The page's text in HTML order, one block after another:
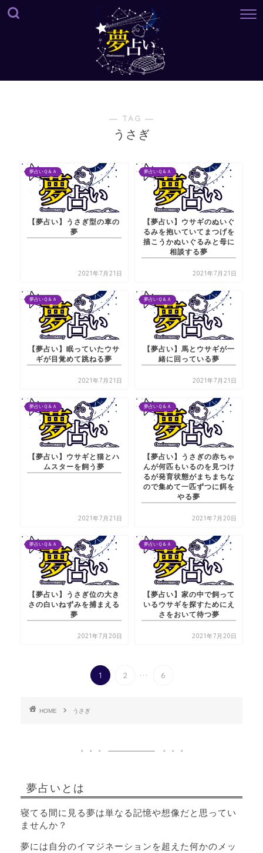
― TAG ―
うさぎ
夢占いＱ＆Ａ
【夢占い】うさぎ型の車の
夢
2021年7月21日
夢占いＱ＆Ａ
【夢占い】ウサギのぬいぐ
るみを抱いていてまつげを
描こうかぬいぐるみと母に
相談する夢
2021年7月21日
夢占いＱ＆Ａ
【夢占い】眠っていたウサ
ギが目覚めて跳ねる夢
2021年7月21日
夢占いＱ＆Ａ
【夢占い】馬とウサギが一
緒に回っている夢
2021年7月21日
夢占いＱ＆Ａ
【夢占い】ウサギと猫とハ
ムスターを飼う夢
2021年7月21日
夢占いＱ＆Ａ
【夢占い】うさぎの赤ちゃ
んが何匹もいるのを見つけ
るが発育状態がまちまちな
ので集めて一匹ずつに餌を
やる夢
2021年7月20日
夢占いＱ＆Ａ
【夢占い】うさぎ位の大き
さの白いねずみを捕まえる
夢
2021年7月20日
夢占いＱ＆Ａ
【夢占い】家の中で飼って
いるウサギを探すためにえ
さをおいて待つ夢
2021年7月20日
1 2 ... 6
HOME うさぎ
夢占いとは
寝てる間に見る夢は単なる記憶や想像だと思ってい
ませんか？
夢には自分のイマジネーションを超えた何かのメッ